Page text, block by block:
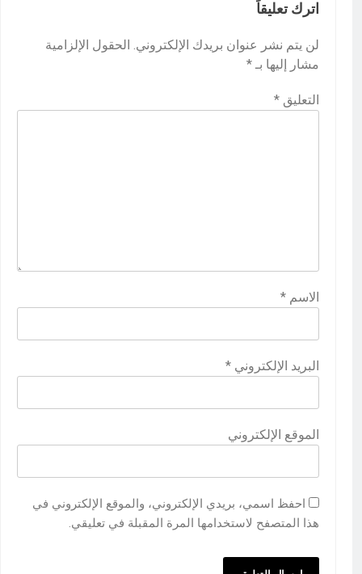
اترك تعليقاً
لن يتم نشر عنوان بريدك الإلكتروني. الحقول الإلزامية
مشار إليها بـ*
التعليق*
الاسم*
البريد الإلكتروني*
الموقع الإلكتروني
احفظ اسمي، بريدي الإلكتروني، والموقع الإلكتروني في
هذا المتصفح لاستخدامها المرة المقبلة في تعليقي.